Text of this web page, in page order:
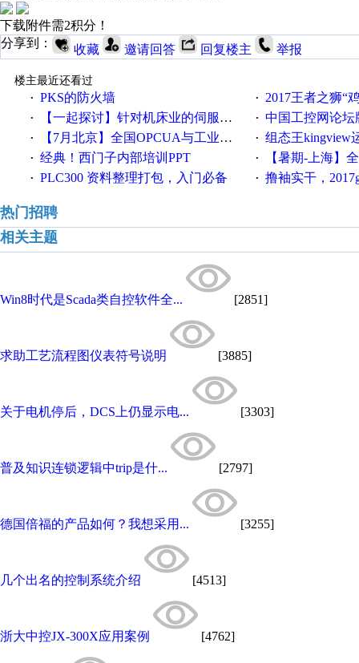
下载附件需2积分！
分享到：
收藏 邀请回答 回复楼主 举报
楼主最近还看过
· PKS的防火墙 · 2017王者之狮“鸡”情签到
· 【一起探讨】针对机床业的伺服系统发展，您的期望是什么？ · 中国工控网论坛版
· 【7月北京】全国OPCUA与工业互联技术培训班通知！ · 组态王kingview
· 经典！西门子内部培训PPT · 【暑期-上海】全国工业
· PLC300 资料整理打包，入门必备 · 撸袖实干，2017gongkong®第
热门招聘
相关主题
Win8时代是Scada类自控软件全... [2851]
求助工艺流程图仪表符号说明 [3885]
关于电机停后，DCS上仍显示电... [3303]
普及知识连锁逻辑中trip是什... [2797]
德国倍福的产品如何？我想采用... [3255]
几个出名的控制系统介绍 [4513]
浙大中控JX-300X应用案例 [4762]